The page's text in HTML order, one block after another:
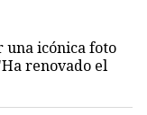
icónica foto
renovado el